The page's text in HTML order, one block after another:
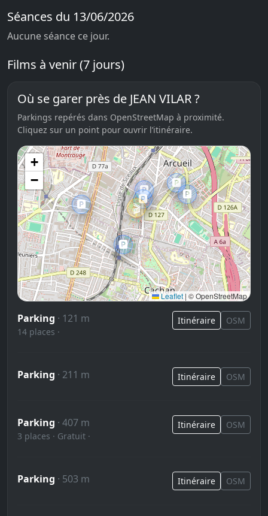
Séances du 13/06/2026
Aucune séance ce jour.
Films à venir (7 jours)
Où se garer près de JEAN VILAR ?
Parkings repérés dans OpenStreetMap à proximité.
Cliquez sur un point pour ouvrir l’itinéraire.
🎬
🅿️
🅿️
🅿️
🅿️
🅿️
🅿️
+
−
Leaflet | © OpenStreetMap
Parking · 121 m
14 places ·
Itinéraire OSM
Parking · 211 m Itinéraire OSM
Parking · 407 m
3 places · Gratuit ·
Itinéraire OSM
Parking · 503 m Itinéraire OSM